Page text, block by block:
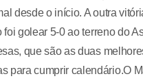
desde o início. A outra
golear 5-0 ao terreno do
que são as duas
para cumprir calendário.O